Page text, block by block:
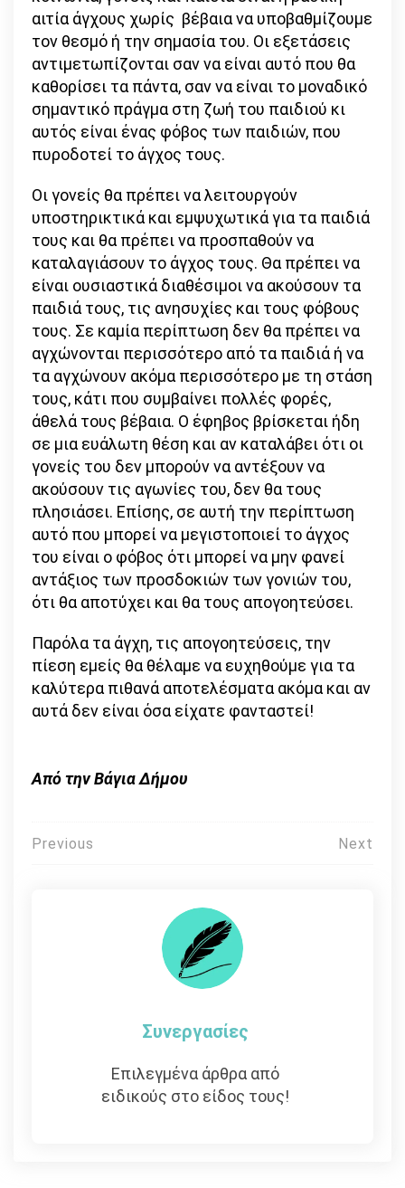
αιτία άγχους χωρίς βέβαια να υποβαθμίζουμε
τον θεσμό ή την σημασία του. Οι εξετάσεις
αντιμετωπίζονται σαν να είναι αυτό που θα
καθορίσει τα πάντα, σαν να είναι το μοναδικό
σημαντικό πράγμα στη ζωή του παιδιού κι
αυτός είναι ένας φόβος των παιδιών, που
πυροδοτεί το άγχος τους.
Οι γονείς θα πρέπει να λειτουργούν
υποστηρικτικά και εμψυχωτικά για τα παιδιά
τους και θα πρέπει να προσπαθούν να
καταλαγιάσουν το άγχος τους. Θα πρέπει να
είναι ουσιαστικά διαθέσιμοι να ακούσουν τα
παιδιά τους, τις ανησυχίες και τους φόβους
τους. Σε καμία περίπτωση δεν θα πρέπει να
αγχώνονται περισσότερο από τα παιδιά ή να
τα αγχώνουν ακόμα περισσότερο με τη στάση
τους, κάτι που συμβαίνει πολλές φορές,
άθελά τους βέβαια. Ο έφηβος βρίσκεται ήδη
σε μια ευάλωτη θέση και αν καταλάβει ότι οι
γονείς του δεν μπορούν να αντέξουν να
ακούσουν τις αγωνίες του, δεν θα τους
πλησιάσει. Επίσης, σε αυτή την περίπτωση
αυτό που μπορεί να μεγιστοποιεί το άγχος
του είναι ο φόβος ότι μπορεί να μην φανεί
αντάξιος των προσδοκιών των γονιών του,
ότι θα αποτύχει και θα τους απογοητεύσει.
Παρόλα τα άγχη, τις απογοητεύσεις, την
πίεση εμείς θα θέλαμε να ευχηθούμε για τα
καλύτερα πιθανά αποτελέσματα ακόμα και αν
αυτά δεν είναι όσα είχατε φανταστεί!
Από την Βάγια Δήμου
Πλοήγηση
Previous Next
Συνεργασίες
Επιλεγμένα άρθρα από
ειδικούς στο είδος τους!